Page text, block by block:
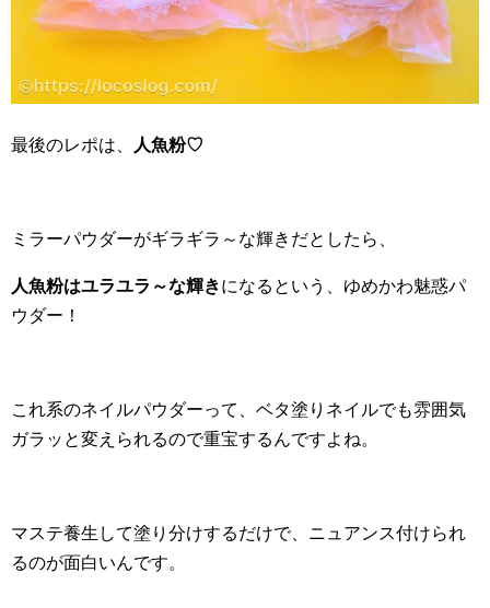
最後のレポは、 人魚粉♡
ミラーパウダーがギラギラ～な輝きだとしたら、
人魚粉はユラユラ～な輝きになるという、ゆめかわ魅惑パ
ウダー！
これ系のネイルパウダーって、ベタ塗りネイルでも雰囲気
ガラッと変えられるので重宝するんですよね。
マステ養生して塗り分けするだけで、ニュアンス付けられ
るのが面白いんです。